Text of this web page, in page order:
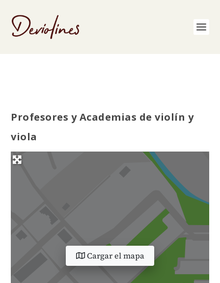
Profesores y Academias de violín y
viola
Cargar el mapa